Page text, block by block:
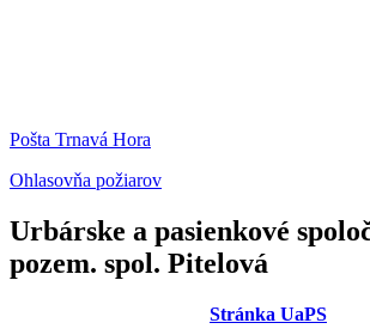
Pošta Trnavá Hora
Ohlasovňa požiarov
Urbárske a pasienkové
pozem. spol. Pitelová
Stránka UaPS